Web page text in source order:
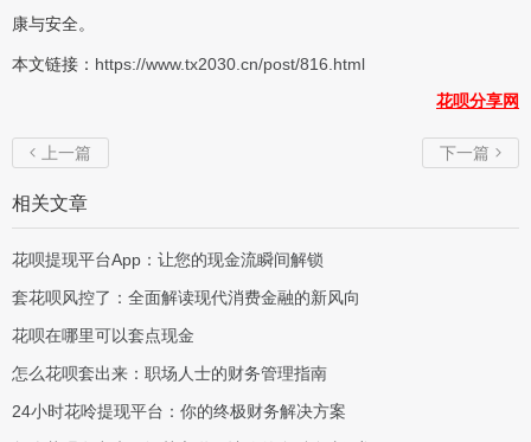
康与安全。
本文链接： https://www.tx2030.cn/post/816.html
花呗分享网
 上一篇 下一篇 
相关文章
花呗提现平台App：让您的现金流瞬间解锁
套花呗风控了：全面解读现代消费金融的新风向
花呗在哪里可以套点现金
怎么花呗套出来：职场人士的财务管理指南
24小时花呤提现平台：你的终极财务解决方案